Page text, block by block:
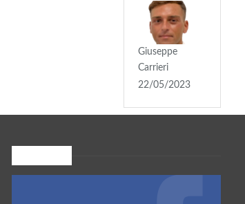
Giuseppe
Carrieri
22/05/2023